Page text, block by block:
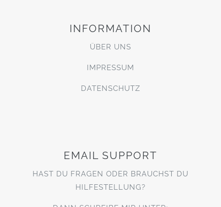
INFORMATION
ÜBER UNS
IMPRESSUM
DATENSCHUTZ
EMAIL SUPPORT
HAST DU FRAGEN ODER BRAUCHST DU
HILFESTELLUNG?